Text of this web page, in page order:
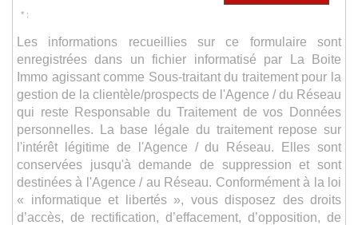
* :
Les informations recueillies sur ce formulaire sont
enregistrées dans un fichier informatisé par La Boite
Immo agissant comme Sous-traitant du traitement pour la
gestion de la clientèle/prospects de l'Agence / du Réseau
qui reste Responsable du Traitement de vos Données
personnelles. La base légale du traitement repose sur
l'intérêt légitime de l'Agence / du Réseau. Elles sont
conservées jusqu'à demande de suppression et sont
destinées à l'Agence / au Réseau. Conformément à la loi
« informatique et libertés », vous disposez des droits
d’accès, de rectification, d’effacement, d’opposition, de